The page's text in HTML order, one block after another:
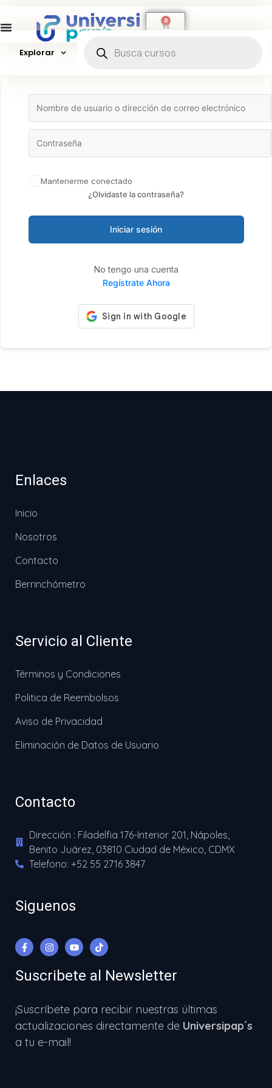
0
Explorar
Hola, ¡bienvenido de nuevo!
Mantenerme conectado
¿Olvidaste la contraseña?
Iniciar sesión
No tengo una cuenta
Regístrate Ahora
Enlaces
Inicio
Nosotros
Contacto
Berrinchómetro
Servicio al Cliente
Términos y Condiciones
Politica de Reembolsos
Aviso de Privacidad
Eliminación de Datos de Usuario
Contacto
Dirección : Filadelfia 176-Interior 201, Nápoles,
Benito Juárez, 03810 Ciudad de México, CDMX
Telefono: +52 55 2716 3847
Siguenos
Suscribete al Newsletter
¡Suscríbete para recibir nuestras últimas
actualizaciones directamente de Universipap´s
a tu e-mail!